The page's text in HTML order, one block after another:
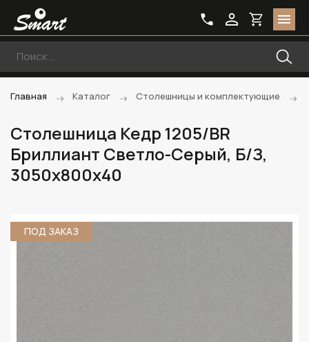
Главная Каталог Столешницы и комплектующие
Столешница Кедр 1205/BR
Бриллиант Светло-Серый, Б/З,
3050х800х40
ПОД ЗАКАЗ